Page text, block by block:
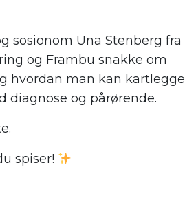
sosionom Una Stenberg fra
og Frambu snakke om
hvordan man kan kartlegge
diagnose og pårørende.
spiser!